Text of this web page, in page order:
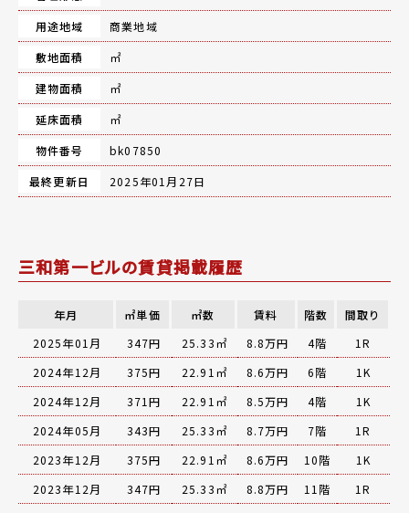
用途地域
商業地域
敷地面積
㎡
建物面積
㎡
延床面積
㎡
物件番号
bk07850
最終更新日
2025年01月27日
三和第一ビルの賃貸掲載履歴
年月 ㎡単価 ㎡数 賃料 階数
間取り
2025年01月
347円 25.33㎡ 8.8万円 4階
1R
2024年12月
375円 22.91㎡ 8.6万円 6階
1K
2024年12月
371円 22.91㎡ 8.5万円 4階
1K
2024年05月
343円 25.33㎡ 8.7万円 7階
1R
2023年12月
375円 22.91㎡ 8.6万円 10階
1K
2023年12月
347円 25.33㎡ 8.8万円 11階 1R